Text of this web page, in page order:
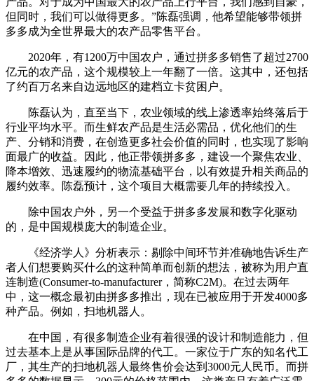
但同时，我们可以做得更多。”陈磊强调，他希望能够带领拼
多多成为全世界最大的农产品零售平台。
2020年，有1200万中国农户，通过拼多多销售了超过2700
亿元的农产品，这个规模较上一年翻了一倍。这其中，还包括
了约百万名来自边远地区的建档立卡贫困户。
陈磊认为，直至当下，农业领域的线上渗透率始终落后于
行业平均水平。而生鲜农产品是生活必需品，优化他们的生
产、分销和消费，在创造更多社会价值的同时，也实现了影响
面最广的收益。因此，他正带领拼多多，建设一个聚焦农业、
降本增效、迅速履约的物流基础平台，以有效提升相关商品的
履约效率。陈磊预计，这个项目大概需要几年的持续投入。
除中国农户外，另一个受益于拼多多发展和数字化驱动
的，是中国规模庞大的制造企业。
《经济学人》分析表示：剔除中间环节并准确地告诉生产
者人们想要购买什么的这种简单而创新的想法，被称为用户直
连制造(Consumer-to-manufacturer，简称C2M)。在过去两年
中，这一概念最初由拼多多推出，现在已被应用于开发4000多
种产品。例如，扫地机器人。
在中国，有很多制造企业有着很强的设计和制造能力，但
过去基本上是从事国际品牌的代工。一家位于广东的知名代工
厂，其生产的扫地机器人最终售价会达到3000元人民币。而拼